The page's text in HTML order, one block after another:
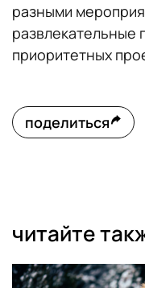
разными
развлекательные
приоритетных
поделиться
читайте